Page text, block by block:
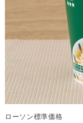
ローソン標準価格